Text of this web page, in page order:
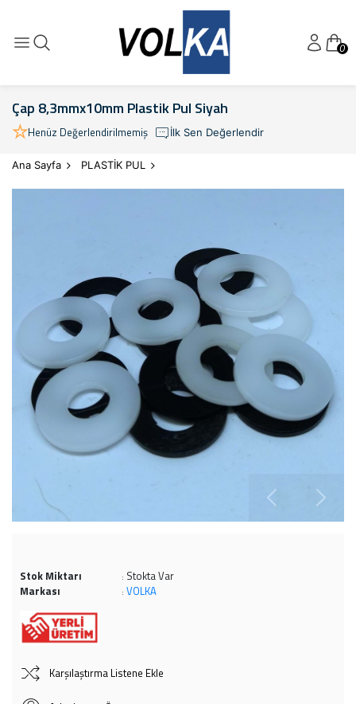
0
Çap 8,3mmx10mm Plastik Pul Siyah
Henüz Değerlendirilmemiş İlk Sen Değerlendir
Ana Sayfa PLASTİK PUL
Stok Miktarı : Stokta Var
Markası
: VOLKA
Karşılaştırma Listene Ekle